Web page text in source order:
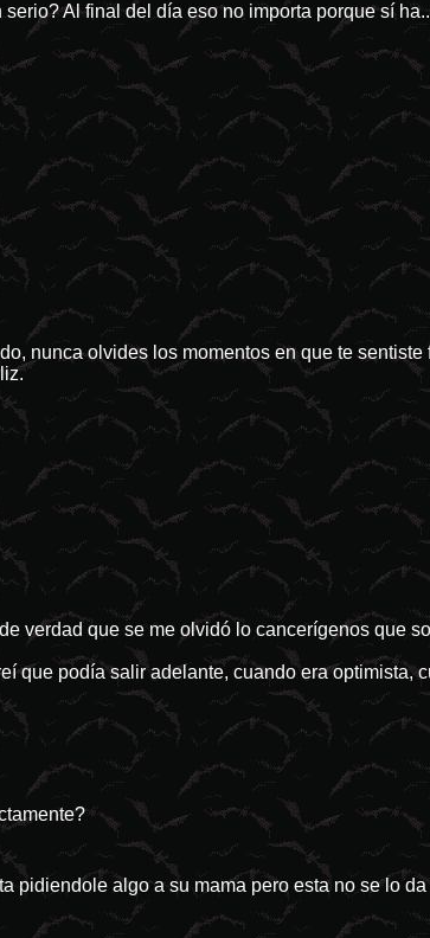
Al final del día eso no importa porque sí
nunca olvides los momentos en que te sentiste
verdad que se me olvidó lo cancerígenos que
que podía salir adelante, cuando era optimista,
pidiendole algo a su mama pero esta no se lo da